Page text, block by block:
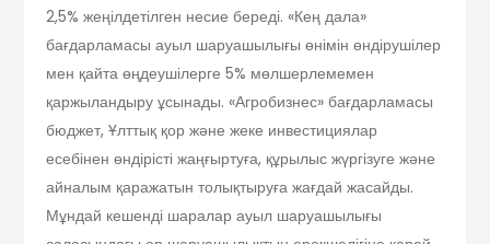
2,5% жеңілдетілген несие береді. «Кең дала»
бағдарламасы ауыл шаруашылығы өнімін өндірушілер
мен қайта өңдеушілерге 5% мөлшерлемемен
қаржыландыру ұсынады. «Агробизнес» бағдарламасы
бюджет, Ұлттық қор және жеке инвестициялар
есебінен өндірісті жаңғыртуға, құрылыс жүргізуге және
айналым қаражатын толықтыруға жағдай жасайды.
Мұндай кешенді шаралар ауыл шаруашылығы